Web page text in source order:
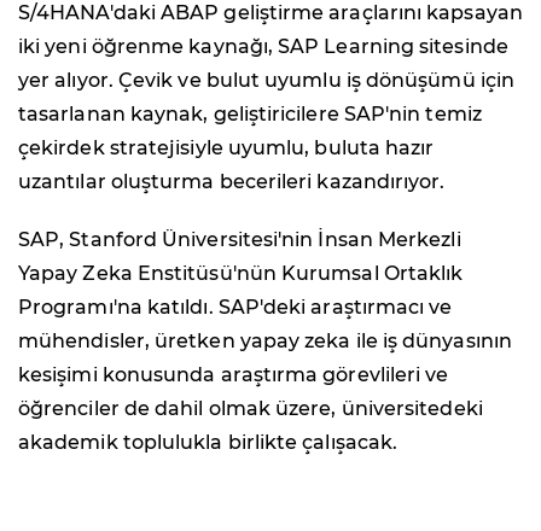
S/4HANA'daki ABAP geliştirme araçlarını kapsayan
iki yeni öğrenme kaynağı, SAP Learning sitesinde
yer alıyor. Çevik ve bulut uyumlu iş dönüşümü için
tasarlanan kaynak, geliştiricilere SAP'nin temiz
çekirdek stratejisiyle uyumlu, buluta hazır
uzantılar oluşturma becerileri kazandırıyor.
SAP, Stanford Üniversitesi'nin İnsan Merkezli
Yapay Zeka Enstitüsü'nün Kurumsal Ortaklık
Programı'na katıldı. SAP'deki araştırmacı ve
mühendisler, üretken yapay zeka ile iş dünyasının
kesişimi konusunda araştırma görevlileri ve
öğrenciler de dahil olmak üzere, üniversitedeki
akademik toplulukla birlikte çalışacak.